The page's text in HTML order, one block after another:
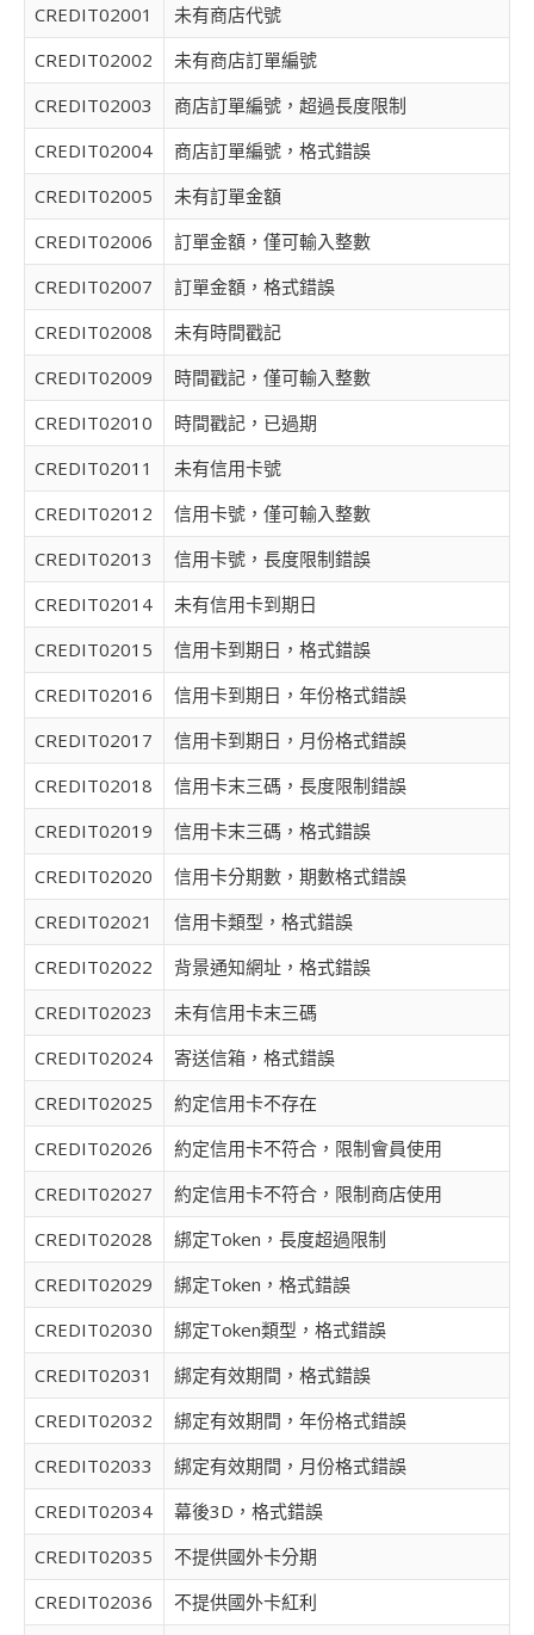
CREDIT02001
未有商店代號
CREDIT02002
未有商店訂單編號
CREDIT02003
商店訂單編號，超過長度限制
CREDIT02004
商店訂單編號，格式錯誤
CREDIT02005
未有訂單金額
CREDIT02006
訂單金額，僅可輸入整數
CREDIT02007
訂單金額，格式錯誤
CREDIT02008
未有時間戳記
CREDIT02009
時間戳記，僅可輸入整數
CREDIT02010
時間戳記，已過期
CREDIT02011
未有信用卡號
CREDIT02012
信用卡號，僅可輸入整數
CREDIT02013
信用卡號，長度限制錯誤
CREDIT02014
未有信用卡到期日
CREDIT02015
信用卡到期日，格式錯誤
CREDIT02016
信用卡到期日，年份格式錯誤
CREDIT02017
信用卡到期日，月份格式錯誤
CREDIT02018
信用卡末三碼，長度限制錯誤
CREDIT02019
信用卡末三碼，格式錯誤
CREDIT02020
信用卡分期數，期數格式錯誤
CREDIT02021
信用卡類型，格式錯誤
CREDIT02022
背景通知網址，格式錯誤
CREDIT02023
未有信用卡末三碼
CREDIT02024
寄送信箱，格式錯誤
CREDIT02025
約定信用卡不存在
CREDIT02026
約定信用卡不符合，限制會員使用
CREDIT02027
約定信用卡不符合，限制商店使用
CREDIT02028
綁定Token，長度超過限制
CREDIT02029
綁定Token，格式錯誤
CREDIT02030
綁定Token類型，格式錯誤
CREDIT02031
綁定有效期間，格式錯誤
CREDIT02032
綁定有效期間，年份格式錯誤
CREDIT02033
綁定有效期間，月份格式錯誤
CREDIT02034
幕後3D，格式錯誤
CREDIT02035
不提供國外卡分期
CREDIT02036
不提供國外卡紅利